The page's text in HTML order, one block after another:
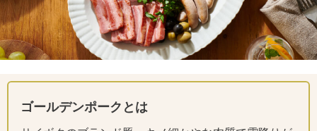
ゴールデンポークとは